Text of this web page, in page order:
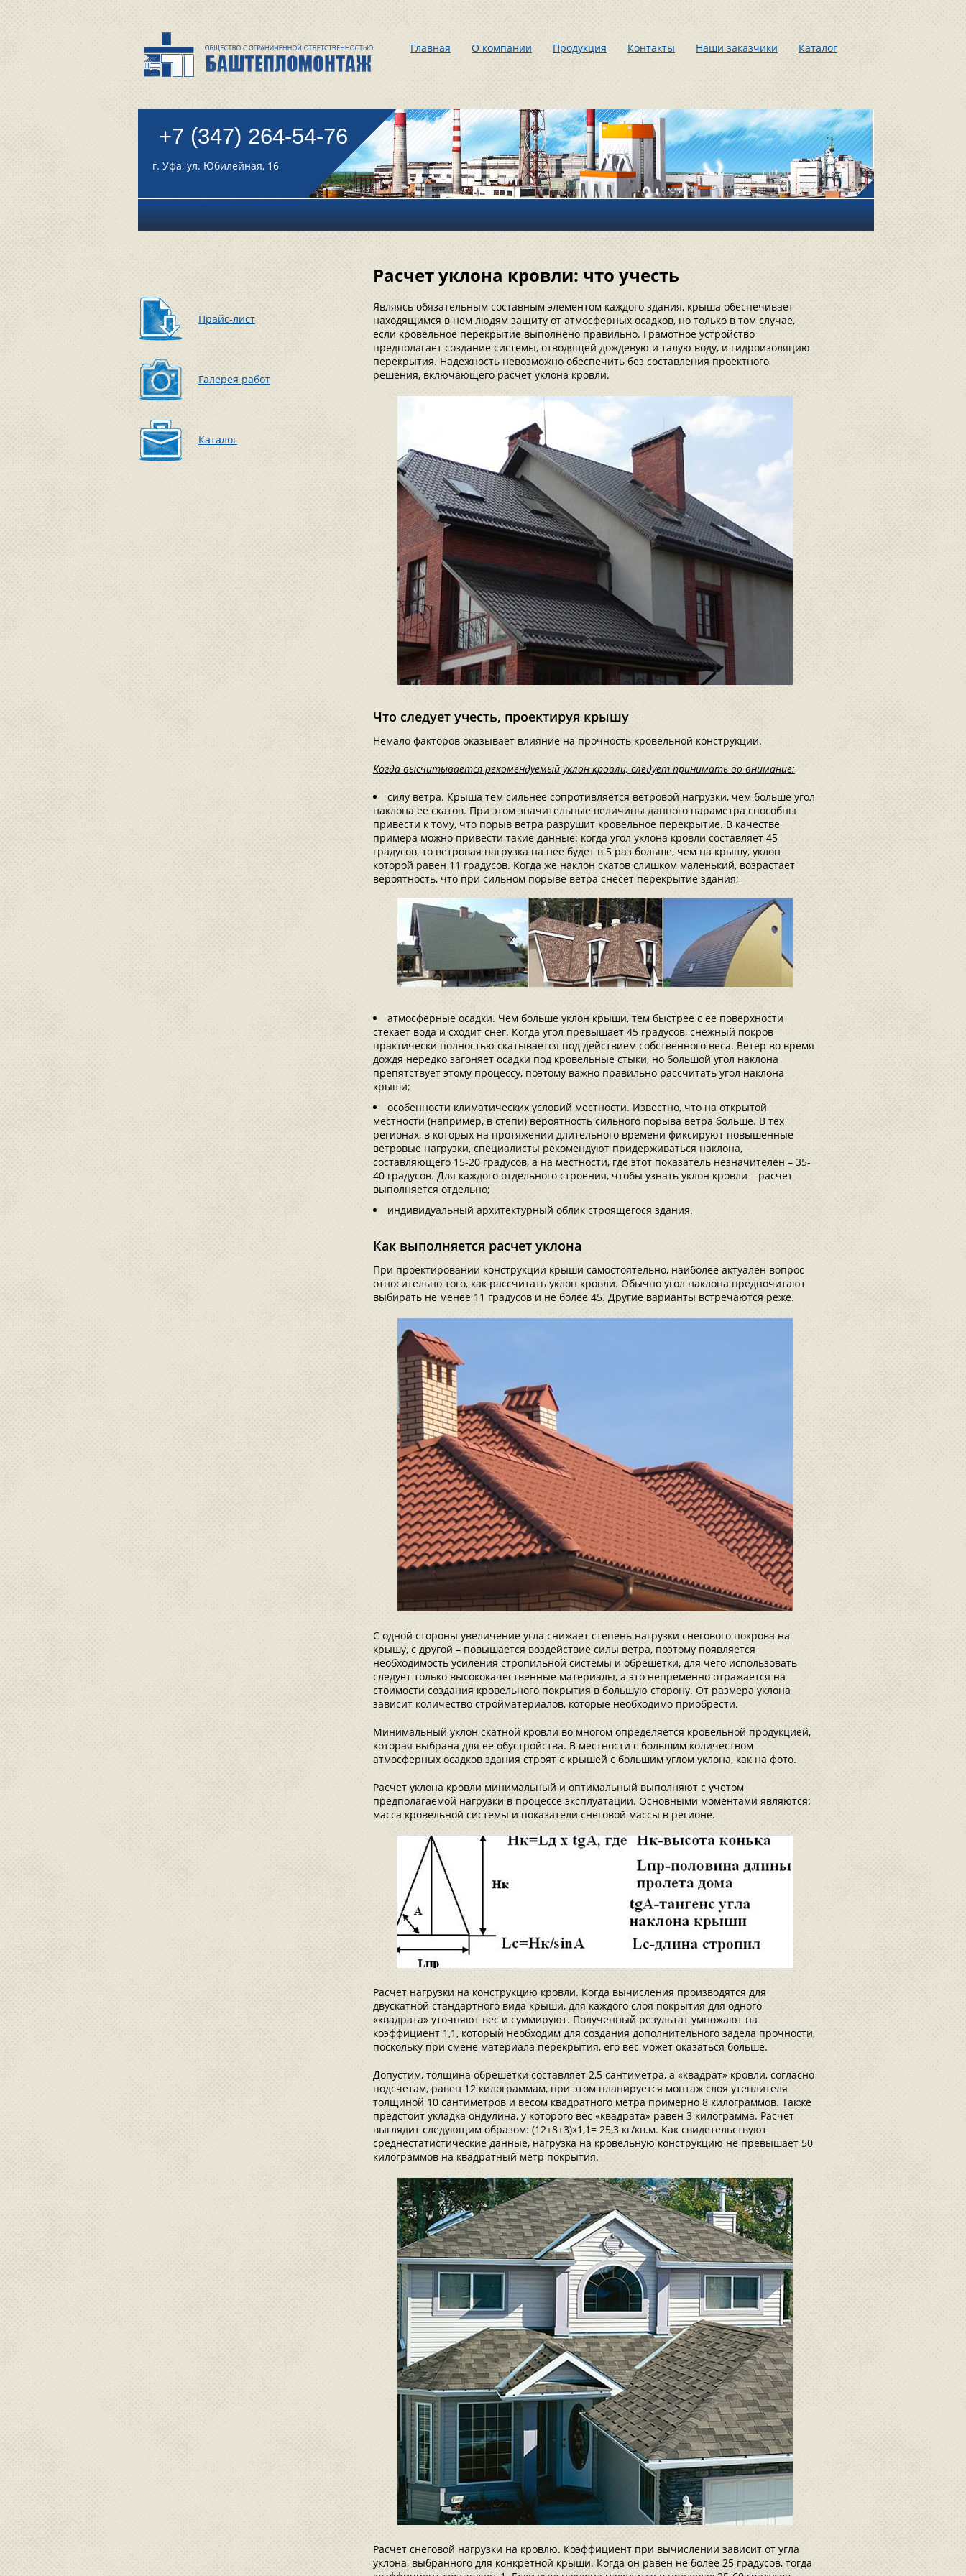
Главная О компании Продукция Контакты Наши заказчики Каталог
+7 (347) 264-54-76
г. Уфа, ул. Юбилейная, 16
Прайс-лист
Галерея работ
Каталог
Расчет уклона кровли: что учесть
Являясь обязательным составным элементом каждого здания, крыша обеспечивает
находящимся в нем людям защиту от атмосферных осадков, но только в том случае,
если кровельное перекрытие выполнено правильно. Грамотное устройство
предполагает создание системы, отводящей дождевую и талую воду, и гидроизоляцию
перекрытия. Надежность невозможно обеспечить без составления проектного
решения, включающего расчет уклона кровли.
Что следует учесть, проектируя крышу
Немало факторов оказывает влияние на прочность кровельной конструкции.
Когда высчитывается рекомендуемый уклон кровли, следует принимать во внимание:
силу ветра. Крыша тем сильнее сопротивляется ветровой нагрузки, чем больше угол
наклона ее скатов. При этом значительные величины данного параметра способны
привести к тому, что порыв ветра разрушит кровельное перекрытие. В качестве
примера можно привести такие данные: когда угол уклона кровли составляет 45
градусов, то ветровая нагрузка на нее будет в 5 раз больше, чем на крышу, уклон
которой равен 11 градусов. Когда же наклон скатов слишком маленький, возрастает
вероятность, что при сильном порыве ветра снесет перекрытие здания;
атмосферные осадки. Чем больше уклон крыши, тем быстрее с ее поверхности
стекает вода и сходит снег. Когда угол превышает 45 градусов, снежный покров
практически полностью скатывается под действием собственного веса. Ветер во время
дождя нередко загоняет осадки под кровельные стыки, но большой угол наклона
препятствует этому процессу, поэтому важно правильно рассчитать угол наклона
крыши;
особенности климатических условий местности. Известно, что на открытой
местности (например, в степи) вероятность сильного порыва ветра больше. В тех
регионах, в которых на протяжении длительного времени фиксируют повышенные
ветровые нагрузки, специалисты рекомендуют придерживаться наклона,
составляющего 15-20 градусов, а на местности, где этот показатель незначителен – 35-
40 градусов. Для каждого отдельного строения, чтобы узнать уклон кровли – расчет
выполняется отдельно;
индивидуальный архитектурный облик строящегося здания.
Как выполняется расчет уклона
При проектировании конструкции крыши самостоятельно, наиболее актуален вопрос
относительно того, как рассчитать уклон кровли. Обычно угол наклона предпочитают
выбирать не менее 11 градусов и не более 45. Другие варианты встречаются реже.
С одной стороны увеличение угла снижает степень нагрузки снегового покрова на
крышу, с другой – повышается воздействие силы ветра, поэтому появляется
необходимость усиления стропильной системы и обрешетки, для чего использовать
следует только высококачественные материалы, а это непременно отражается на
стоимости создания кровельного покрытия в большую сторону. От размера уклона
зависит количество стройматериалов, которые необходимо приобрести.
Минимальный уклон скатной кровли во многом определяется кровельной продукцией,
которая выбрана для ее обустройства. В местности с большим количеством
атмосферных осадков здания строят с крышей с большим углом уклона, как на фото.
Расчет уклона кровли минимальный и оптимальный выполняют с учетом
предполагаемой нагрузки в процессе эксплуатации. Основными моментами являются:
масса кровельной системы и показатели снеговой массы в регионе.
Расчет нагрузки на конструкцию кровли. Когда вычисления производятся для
двускатной стандартного вида крыши, для каждого слоя покрытия для одного
«квадрата» уточняют вес и суммируют. Полученный результат умножают на
коэффициент 1,1, который необходим для создания дополнительного задела прочности,
поскольку при смене материала перекрытия, его вес может оказаться больше.
Допустим, толщина обрешетки составляет 2,5 сантиметра, а «квадрат» кровли, согласно
подсчетам, равен 12 килограммам, при этом планируется монтаж слоя утеплителя
толщиной 10 сантиметров и весом квадратного метра примерно 8 килограммов. Также
предстоит укладка ондулина, у которого вес «квадрата» равен 3 килограмма. Расчет
выглядит следующим образом: (12+8+3)х1,1= 25,3 кг/кв.м. Как свидетельствуют
среднестатистические данные, нагрузка на кровельную конструкцию не превышает 50
килограммов на квадратный метр покрытия.
Расчет снеговой нагрузки на кровлю. Коэффициент при вычислении зависит от угла
уклона, выбранного для конкретной крыши. Когда он равен не более 25 градусов, тогда